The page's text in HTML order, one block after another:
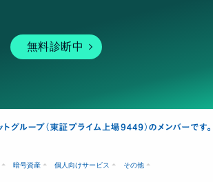
無料診断中
暗号資産 個人向けサービス その他